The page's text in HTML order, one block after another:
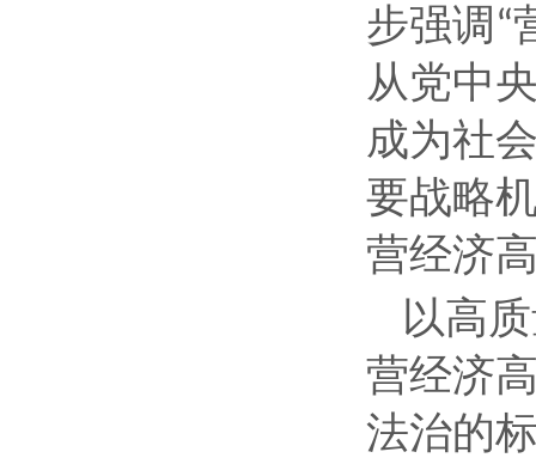
步强调 “
从党中
成为社
要战略
营经济
以高
营经济
法治的